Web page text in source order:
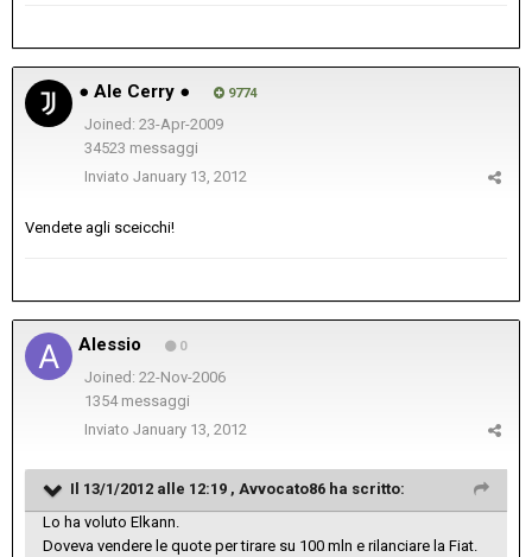
● Ale Cerry ● 9774
Joined: 23-Apr-2009
34523 messaggi
Inviato January 13, 2012
Vendete agli sceicchi!
Alessio 0
Joined: 22-Nov-2006
1354 messaggi
Inviato January 13, 2012
Il 13/1/2012 alle 12:19 , Avvocato86 ha scritto:
Lo ha voluto Elkann.
Doveva vendere le quote per tirare su 100 mln e rilanciare la Fiat.